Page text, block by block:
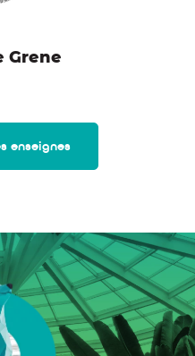
Grene
enseignes